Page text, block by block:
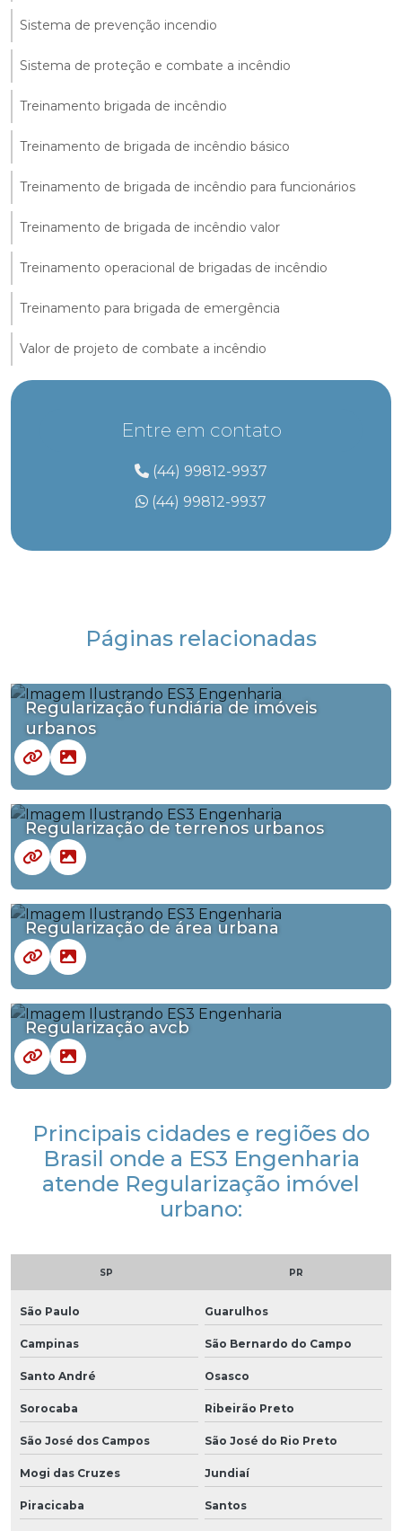
Sistema de prevenção incendio
Sistema de proteção e combate a incêndio
Treinamento brigada de incêndio
Treinamento de brigada de incêndio básico
Treinamento de brigada de incêndio para funcionários
Treinamento de brigada de incêndio valor
Treinamento operacional de brigadas de incêndio
Treinamento para brigada de emergência
Valor de projeto de combate a incêndio
Entre em contato
(44) 99812-9937
(44) 99812-9937
Páginas relacionadas
Regularização fundiária de imóveis
urbanos
Regularização de terrenos urbanos
Regularização de área urbana
Regularização avcb
Principais cidades e regiões do
Brasil onde a ES3 Engenharia
atende Regularização imóvel
urbano:
SP PR
São Paulo Guarulhos
Campinas São Bernardo do Campo
Santo André Osasco
Sorocaba Ribeirão Preto
São José dos Campos São José do Rio Preto
Mogi das Cruzes Jundiaí
Piracicaba Santos